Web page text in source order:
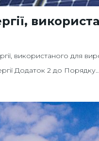
використаного для
Додаток 2 до